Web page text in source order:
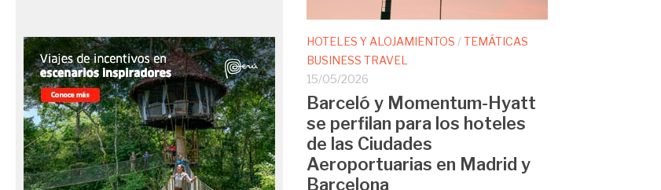
HOTELES Y ALOJAMIENTOS /TEMÁTICAS
BUSINESS TRAVEL
15/05/2026
Barceló y Momentum-Hyatt
se perfilan para los hoteles
de las Ciudades
Aeroportuarias en Madrid y
Barcelona